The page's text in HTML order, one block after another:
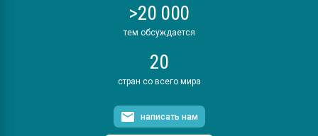
>20 000
тем обсуждается
20
стран со всего мира
написать нам